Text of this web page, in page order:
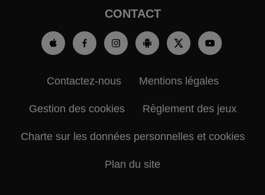
CONTACT
Contactez-nous Mentions légales
Gestion des cookies Règlement des jeux
Charte sur les données personnelles et cookies
Plan du site